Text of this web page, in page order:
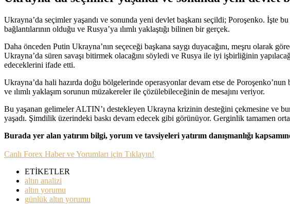
Ukrayna’da seçimler yaşandı ve sonunda yeni devlet başkanı seçildi; Poroşenko.
bağlantılarının olduğu ve Rusya’ya ılımlı yaklaştığı bilinen bir gerçek.
Daha önceden Putin Ukrayna’nın seçeceği başkana saygı duyacağını, meşru olarak
Ukrayna’da süren savaşı bitirmek olacağını söyledi ve Rusya ile iyi işbirliğinin
edeceklerini ifade etti.
Ukrayna’da hali hazırda doğu bölgelerinde operasyonlar devam etse de
ve ılımlı yaklaşım sorunun müzakereler ile çözülebileceğinin de mesajını veriyor.
Bu yaşanan gelimeler ALTIN’ı destekleyen Ukrayna krizinin desteğini çekmesine ve
yaşadı. Şimdilik üzerindeki baskı devam edecek gibi görünüyor. Gerginlik tamamen
Burada yer alan yatırım bilgi, yorum ve tavsiyeleri yatırım danışmanlığı
Canlı Forex Haber ve Yorumları için Tıklayın!
ETİKETLER
altın analizi
altın yorumu
günlük altın yorumu